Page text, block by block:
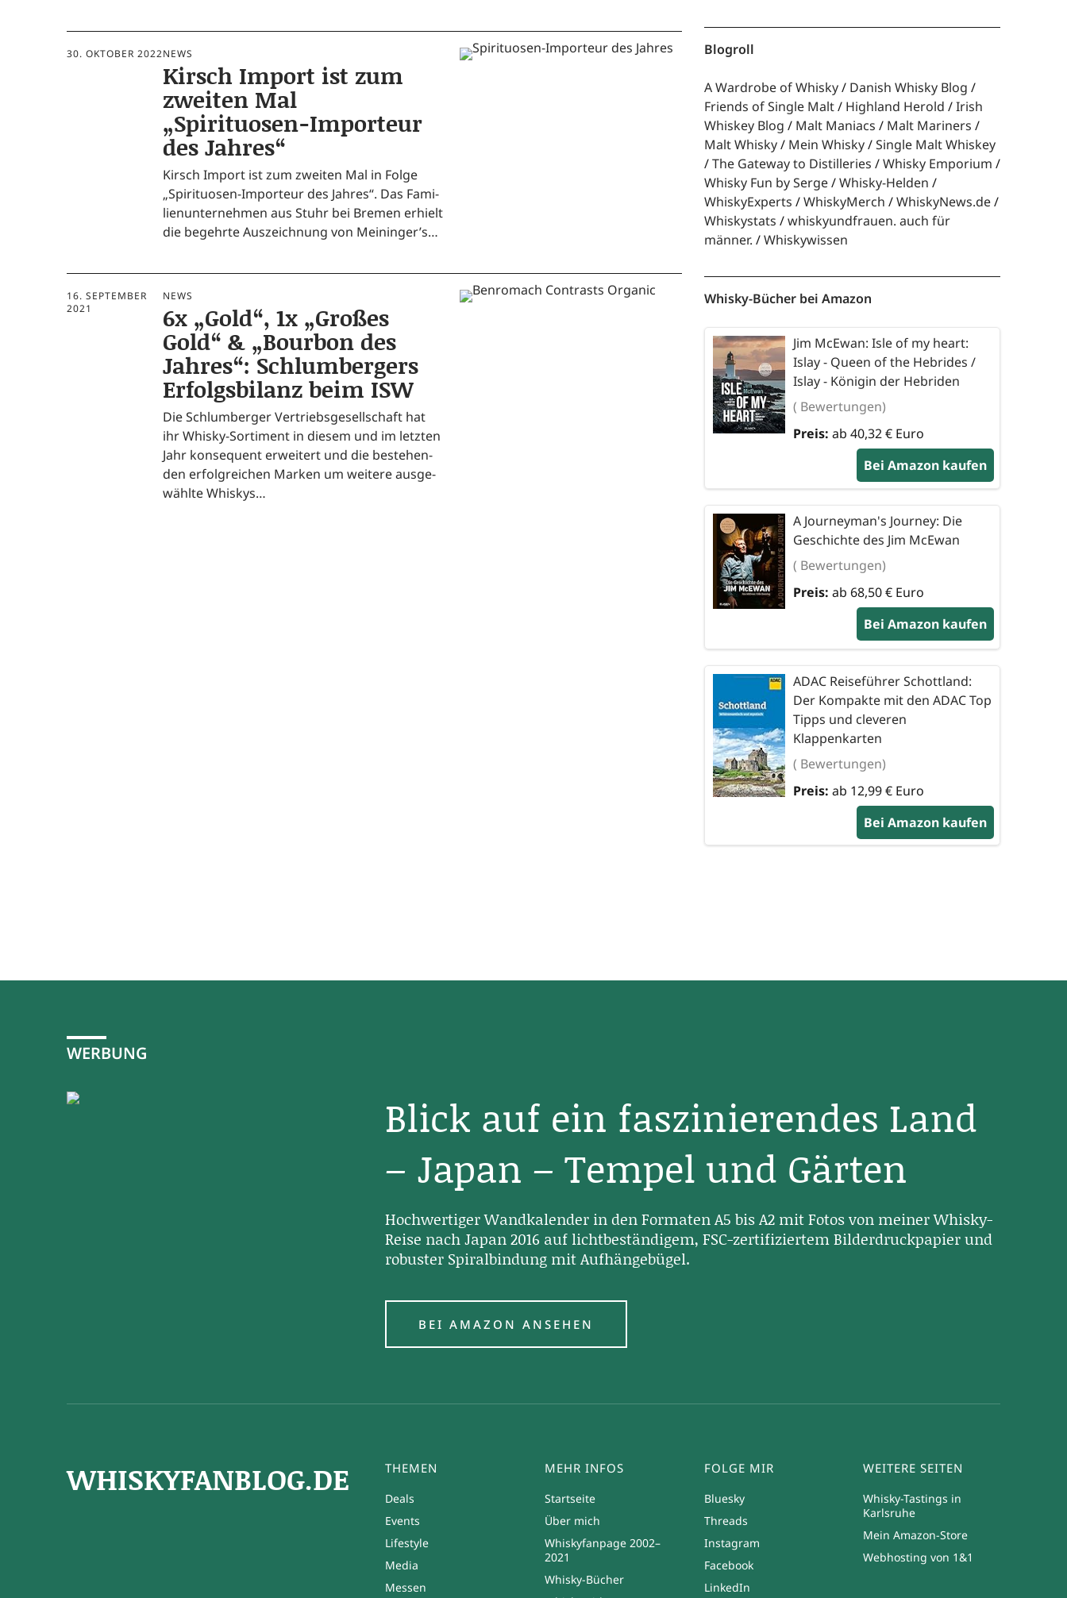
30. OKTOBER 2022NEWS
Kirsch Import ist zum
zweiten Mal
„Spirituosen-Importeur
des Jahres“
Kirsch Import ist zum zwei­ten Mal in Fol­ge
„Spi­ri­­tuo­­sen-Impor­­teur des Jah­res“. Das Fami­
li­en­un­ter­neh­men aus Stuhr bei Bre­men erhielt
die begehr­te Aus­zeich­nung von Meininger’s…
16. SEPTEMBER
2021
NEWS
6x „Gold“, 1x „Großes
Gold“ & „Bourbon des
Jahres“: Schlumbergers
Erfolgsbilanz beim ISW
Die Schlum­ber­ger Ver­triebs­ge­sell­schaft hat
ihr Whis­ky-Sor­­ti­­ment in die­sem und im letz­ten
Jahr kon­se­quent erwei­tert und die bestehen­
den erfolg­rei­chen Mar­ken um wei­te­re aus­ge­
wähl­te Whiskys…
Blogroll
A Wardrobe of Whisky
Danish Whisky Blog
Friends of Single Malt
Highland Herold
Irish
Whiskey Blog
Malt Maniacs
Malt Mariners
Malt Whisky
Mein Whisky
Single Malt Whiskey
The Gateway to Distilleries
Whisky Emporium
Whisky Fun by Serge
Whisky-Helden
WhiskyExperts
WhiskyMerch
WhiskyNews.de
Whiskystats
whiskyundfrauen. auch für
männer.
Whiskywissen
Whisky-Bücher bei Amazon
Jim McEwan: Isle of my heart:
Islay - Queen of the Hebrides /
Islay - Königin der Hebriden
( Bewertungen)
Preis: ab 40,32 € Euro
Bei Amazon kaufen
A Journeyman's Journey: Die
Geschichte des Jim McEwan
( Bewertungen)
Preis: ab 68,50 € Euro
Bei Amazon kaufen
ADAC Reiseführer Schottland:
Der Kompakte mit den ADAC Top
Tipps und cleveren
Klappenkarten
( Bewertungen)
Preis: ab 12,99 € Euro
Bei Amazon kaufen
WERBUNG
Blick auf ein faszinierendes Land
– Japan – Tempel und Gärten
Hochwertiger Wandkalender in den Formaten A5 bis A2 mit Fotos von meiner Whisky-
Reise nach Japan 2016 auf lichtbeständigem, FSC-zertifiziertem Bilderdruckpapier und
robuster Spiralbindung mit Aufhängebügel.
BEI AMAZON ANSEHEN
WHISKYFANBLOG.DE THEMEN
Deals
Events
Lifestyle
Media
Messen
MEHR INFOS
Startseite
Über mich
Whiskyfanpage 2002–
2021
Whisky-Bücher
FOLGE MIR
Bluesky
Threads
Instagram
Facebook
LinkedIn
WEITERE SEITEN
Whisky-Tastings in
Karlsruhe
Mein Amazon-Store
Webhosting von 1&1